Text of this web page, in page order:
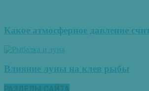
Какое атмосферное давление
Влияние луны на клев рыбы
РАЗДЕЛЫ САЙТА